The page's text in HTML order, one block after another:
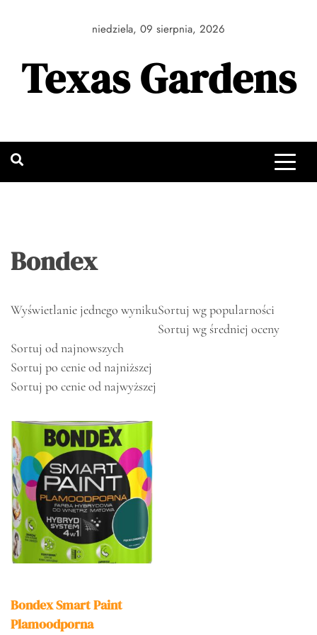
niedziela, 09 sierpnia, 2026
Texas Gardens
Bondex
Wyświetlanie jednego wynikuSortuj wg popularności
Sortuj wg średniej oceny
Sortuj od najnowszych
Sortuj po cenie od najniższej
Sortuj po cenie od najwyższej
Bondex Smart Paint
Plamoodporna